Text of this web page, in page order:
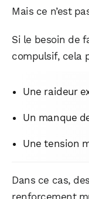
Mais ce n’est
Si le besoin de
compulsif, cela
Une raideur
Un manque
Une tension
Dans ce cas,
renforcement